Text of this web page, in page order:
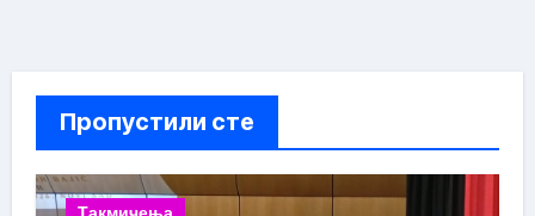
Пропустили сте